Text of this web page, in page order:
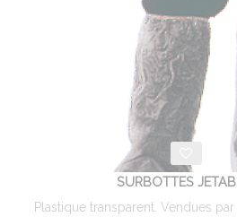
SURBOTTES
Plastique transparent. Vendues par